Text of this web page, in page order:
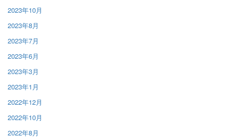
2023年10月
2023年8月
2023年7月
2023年6月
2023年3月
2023年1月
2022年12月
2022年10月
2022年8月